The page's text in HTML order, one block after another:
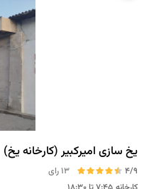
یخ سازی امیرکبیر (کارخانه یخ)
4/9
13 رای